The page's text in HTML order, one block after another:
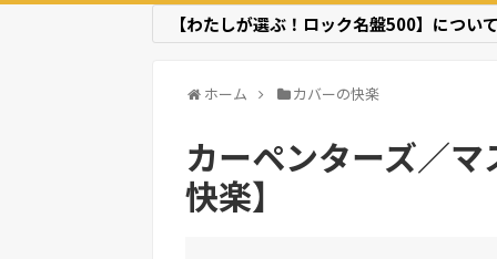
【わたしが選ぶ！ロック名盤500】につい
ホーム カバーの快楽
カーペンターズ／
快楽】